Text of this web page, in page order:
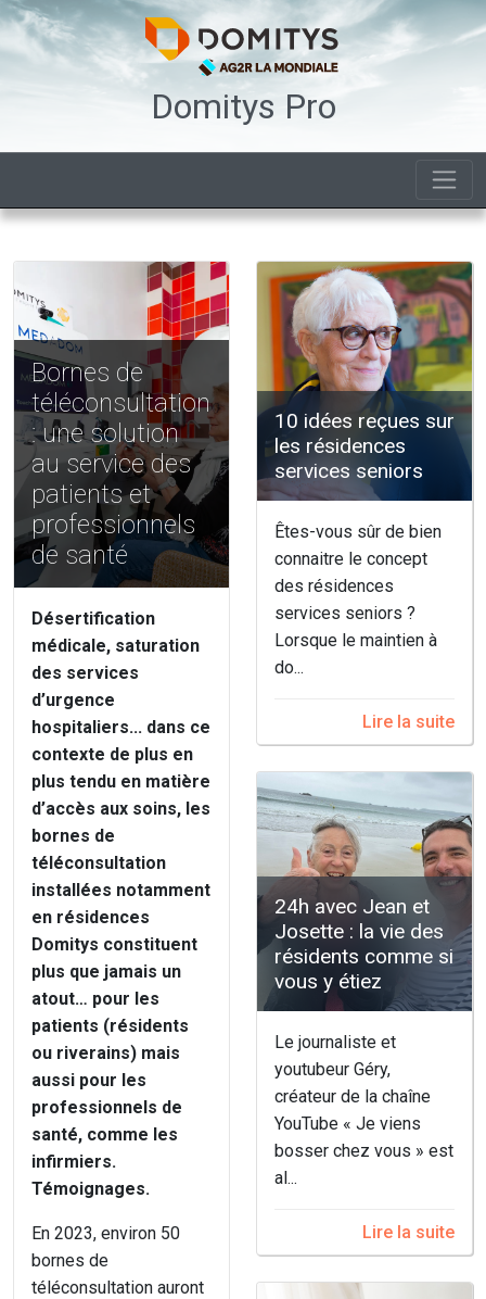
Domitys Pro
Bornes de
téléconsultation
: une solution
au service des
patients et
professionnels
de santé
Désertification
médicale, saturation
des services
d’urgence
hospitaliers... dans ce
contexte de plus en
plus tendu en matière
d’accès aux soins, les
bornes de
téléconsultation
installées notamment
en résidences
Domitys constituent
plus que jamais un
atout… pour les
patients (résidents
ou riverains) mais
aussi pour les
professionnels de
santé, comme les
infirmiers.
Témoignages.
En 2023, environ 50
bornes de
téléconsultation auront
10 idées reçues sur
les résidences
services seniors
Êtes-vous sûr de bien
connaitre le concept
des résidences
services seniors ?
Lorsque le maintien à
do...
Lire la suite
24h avec Jean et
Josette : la vie des
résidents comme si
vous y étiez
Le journaliste et
youtubeur Géry,
créateur de la chaîne
YouTube « Je viens
bosser chez vous » est
al...
Lire la suite